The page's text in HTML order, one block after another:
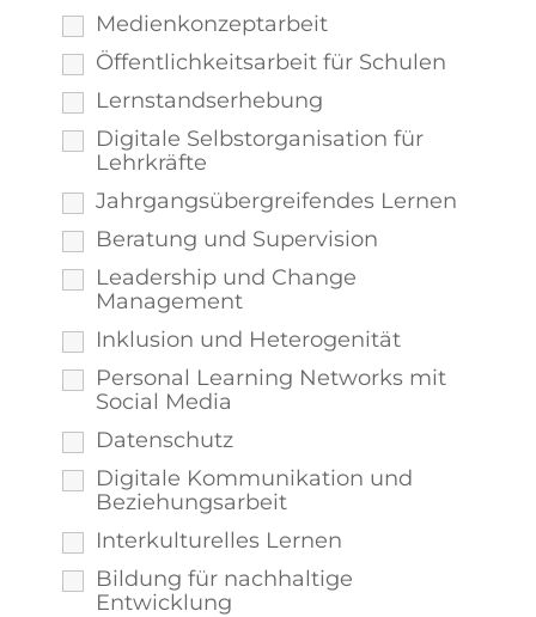
Medienkonzeptarbeit
Öffentlichkeitsarbeit für Schulen
Lernstandserhebung
Digitale Selbstorganisation für
Lehrkräfte
Jahrgangsübergreifendes Lernen
Beratung und Supervision
Leadership und Change
Management
Inklusion und Heterogenität
Personal Learning Networks mit
Social Media
Datenschutz
Digitale Kommunikation und
Beziehungsarbeit
Interkulturelles Lernen
Bildung für nachhaltige
Entwicklung